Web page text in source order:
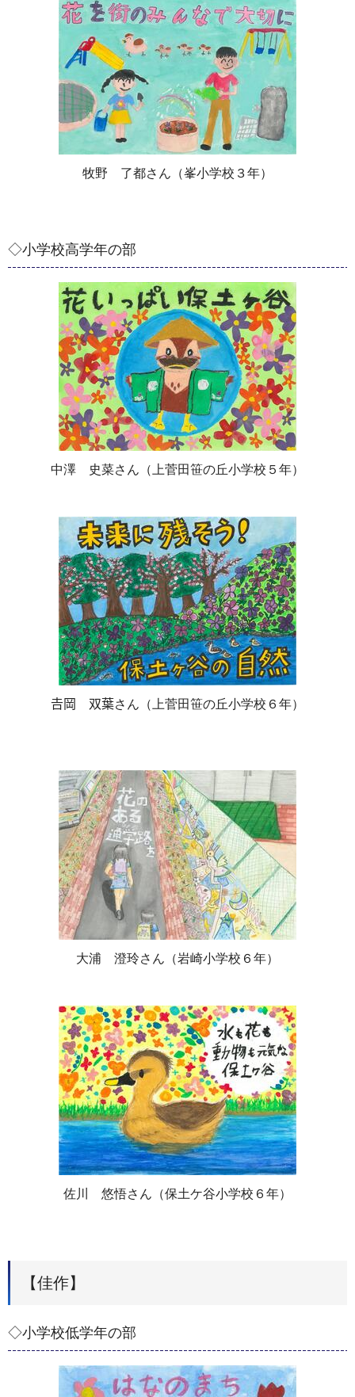
牧野 了都さん（峯小学校３年）
◇小学校高学年の部
中澤 史菜さん（上菅田笹の丘小学校５年）
𠮷岡 双葉さん（上菅田笹の丘小学校６年）
大浦 澄玲さん（岩崎小学校６年）
佐川 悠悟さん（保土ケ谷小学校６年）
【佳作】
◇小学校低学年の部